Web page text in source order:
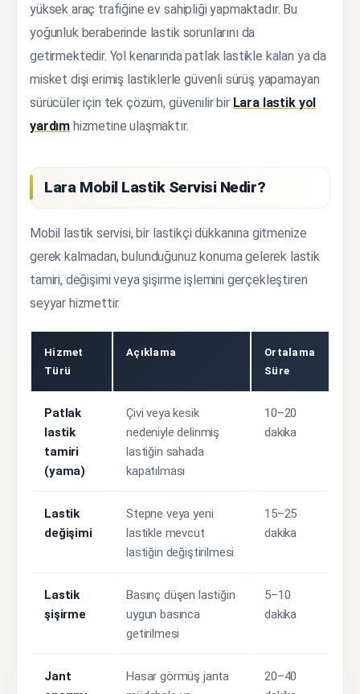
yüksek araç trafiğine ev sahipliği yapmaktadır. Bu
yoğunluk beraberinde lastik sorunlarını da
getirmektedir. Yol kenarında patlak lastikle kalan ya da
misket dişi erimiş lastiklerle güvenli sürüş yapamayan
sürücüler için tek çözüm, güvenilir bir Lara lastik yol
yardım hizmetine ulaşmaktır.
Lara Mobil Lastik Servisi Nedir?
Mobil lastik servisi, bir lastikçi dükkanına gitmenize
gerek kalmadan, bulunduğunuz konuma gelerek lastik
tamiri, değişimi veya şişirme işlemini gerçekleştiren
seyyar hizmettir.
Hizmet
Türü
Açıklama
Ortalama
Süre
Patlak
lastik
tamiri
(yama)
Çivi veya kesik
nedeniyle delinmiş
lastiğin sahada
kapatılması
10–20
dakika
Lastik
değişimi
Stepne veya yeni
lastikle mevcut
lastiğin değiştirilmesi
15–25
dakika
Lastik
şişirme
Basınç düşen lastiğin
uygun basınca
getirilmesi
5–10
dakika
Jant
Hasar görmüş janta
20–40